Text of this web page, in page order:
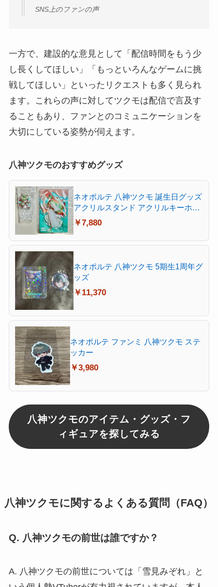
SNS上のファンの声
一方で、建設的な意見として「配信時間をもう少
し長くしてほしい」「もっといろんなゲームに挑
戦してほしい」といったリクエストも多く見られ
ます。これらの声に対してツクモは配信で言及す
ることもあり、ファンとのコミュニケーションを
大切にしている姿勢が伺えます。
八神ツクモのおすすめグッズ
ネオポルテ 八神ツクモ 誕生日グッズ
アクリルスタンド アクリルキーホル
ダー
￥7,880
ネオポルテ 八神ツクモ 5期生1周年グ
ッズ
￥11,370
ネオポルテ ファンミ 八神ツクモ ステ
ッカー
￥3,980
八神ツクモのアイテム・グッズ・フ
ィギュアを探してみる
八神ツクモに関するよくある質問（FAQ）
Q. 八神ツクモの前世は誰ですか？
A. 八神ツクモの前世については「雪見みぞれ」と